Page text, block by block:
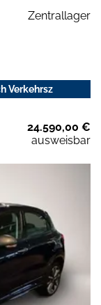
Zentrallager
Verkehrsz
24.590,00 €
ausweisbar